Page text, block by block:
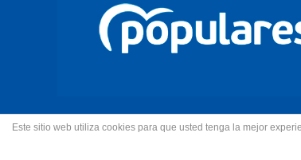
© 2022 Partido
Este sitio web utiliza cookies para que usted tenga la mejor